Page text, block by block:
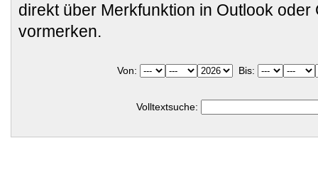
direkt über Merkfunktion in Outlook oder
vormerken.
Von: Bis:
Volltextsuche: